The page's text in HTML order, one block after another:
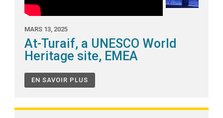
MARS 13, 2025
At-Turaif, a UNESCO World
Heritage site, EMEA
EN SAVOIR PLUS